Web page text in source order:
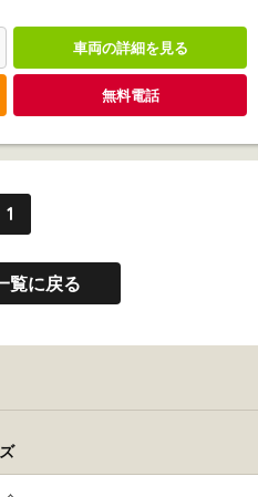
車両の詳細を見る
無料電話
1
覧に戻る